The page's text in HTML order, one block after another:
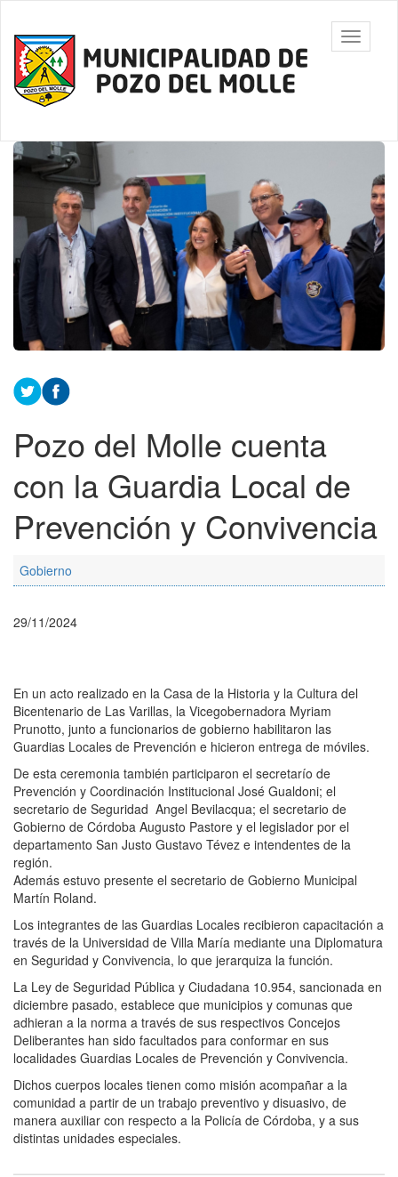
contenido
principal
Municipalidad
de Pozo del
Molle
barra
Contenido
principal
Pozo del Molle cuenta
con la Guardia Local de
Prevención y Convivencia
Gobierno
29/11/2024
En un acto realizado en la Casa de la Historia y la Cultura del
Bicentenario de Las Varillas, la Vicegobernadora Myriam
Prunotto, junto a funcionarios de gobierno habilitaron las
Guardias Locales de Prevención e hicieron entrega de móviles.
De esta ceremonia también participaron el secretarío de
Prevención y Coordinación Institucional José Gualdoni; el
secretario de Seguridad Angel Bevilacqua; el secretario de
Gobierno de Córdoba Augusto Pastore y el legislador por el
departamento San Justo Gustavo Tévez e intendentes de la
región.
Además estuvo presente el secretario de Gobierno Municipal
Martín Roland.
Los integrantes de las Guardias Locales recibieron capacitación a
través de la Universidad de Villa María mediante una Diplomatura
en Seguridad y Convivencia, lo que jerarquiza la función.
La Ley de Seguridad Pública y Ciudadana 10.954, sancionada en
diciembre pasado, establece que municipios y comunas que
adhieran a la norma a través de sus respectivos Concejos
Deliberantes han sido facultados para conformar en sus
localidades Guardias Locales de Prevención y Convivencia.
Dichos cuerpos locales tienen como misión acompañar a la
comunidad a partir de un trabajo preventivo y disuasivo, de
manera auxiliar con respecto a la Policía de Córdoba, y a sus
distintas unidades especiales.